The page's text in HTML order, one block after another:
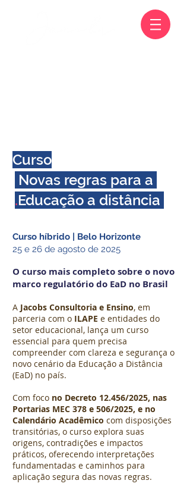
Curso
Novas regras para a
.Educação a distância
Curso híbrido | Belo Horizonte
25 e 26 de agosto de 2025
O curso mais completo sobre o novo
marco regulatório do EaD no Brasil
A Jacobs Consultoria e Ensino, em
parceria com o ILAPE e entidades do
setor educacional, lança um curso
essencial para quem precisa
compreender com clareza e segurança o
novo cenário da Educação a Distância
(EaD) no país.
Com foco no Decreto 12.456/2025, nas
Portarias MEC 378 e 506/2025, e no
Calendário Acadêmico com disposições
transitórias, o curso explora suas
origens, contradições e impactos
práticos, oferecendo interpretações
fundamentadas e caminhos para
aplicação segura das novas regras.